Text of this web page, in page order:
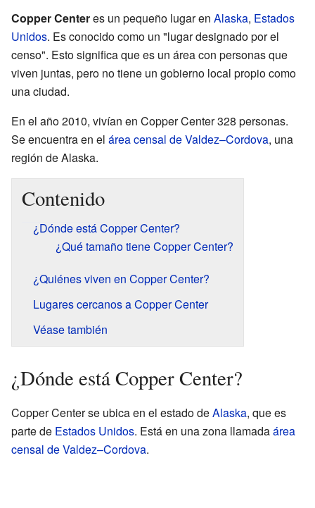
Copper Centeres un pequeño lugar en Alaska, Estados
Unidos. Es conocido como un "lugar designado por el
censo". Esto significa que es un área con personas que
viven juntas, pero no tiene un gobierno local propio como
una ciudad.
En el año 2010, vivían en Copper Center 328 personas.
Se encuentra en el área censal de Valdez–Cordova, una
región de Alaska.
Contenido
¿Dónde está Copper Center?
¿Qué tamaño tiene Copper Center?
¿Quiénes viven en Copper Center?
Lugares cercanos a Copper Center
Véase también
¿Dónde está Copper Center?
Copper Center se ubica en el estado deAlaska, que es
parte de Estados Unidos. Está en una zona llamadaárea
censal de Valdez–Cordova.